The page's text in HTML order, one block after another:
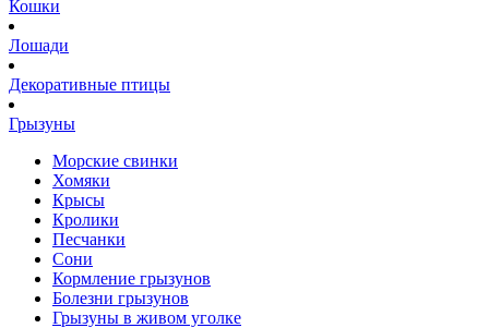
Кошки
Лошади
Декоративные птицы
Грызуны
Морские свинки
Хомяки
Крысы
Кролики
Песчанки
Сони
Кормление грызунов
Болезни грызунов
Грызуны в живом уголке